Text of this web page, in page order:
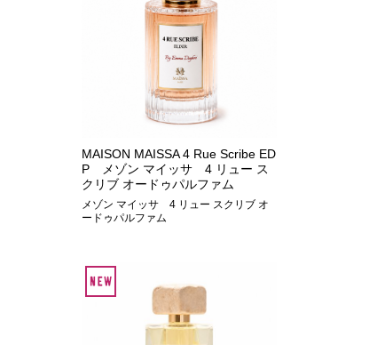
MAISON MAISSA 4 Rue Scribe ED
P メゾン マイッサ 4 リュー ス
クリブ オードゥパルファム
メゾン マイッサ 4 リュー スクリブ オ
ードゥパルファム